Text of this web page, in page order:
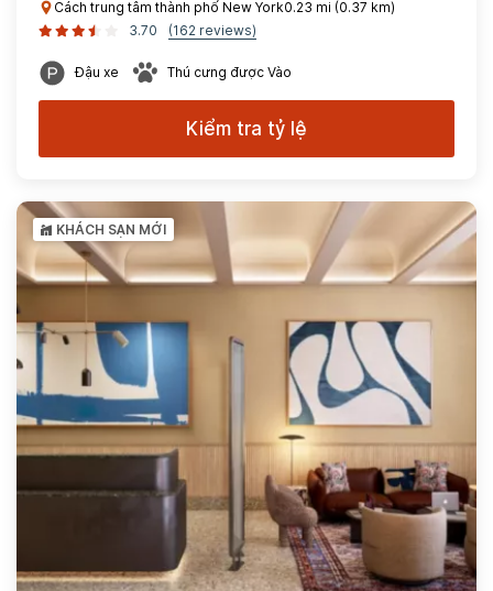
Cách trung tâm thành phố New York0.23 mi (0.37 km)
3.70
(162 reviews)
Đậu xe Thú cưng được Vào
Kiểm tra tỷ lệ
KHÁCH SẠN MỚI